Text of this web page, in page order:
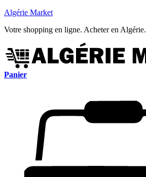
Algérie Market
Votre shopping en ligne. Acheter en Algérie.
Panier